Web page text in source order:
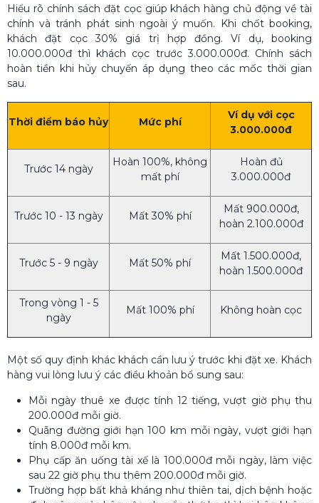
Hiểu rõ chính sách đặt cọc giúp khách hàng chủ động về tài
chính và tránh phát sinh ngoài ý muốn.
Khi chốt booking,
khách đặt cọc 30% giá trị hợp đồng. Ví dụ, booking
10.000.000đ thì khách cọc trước 3.000.000đ. Chính sách
hoàn tiền khi hủy chuyến áp dụng theo các mốc thời gian
sau.
Thời điểm báo hủy Mức phí
Ví dụ với cọc
3.000.000đ
Trước 14 ngày
Hoàn 100%, không
mất phí
Hoàn đủ
3.000.000đ
Trước 10 - 13 ngày Mất 30% phí
Mất 900.000đ,
hoàn 2.100.000đ
Trước 5 - 9 ngày Mất 50% phí
Mất 1.500.000đ,
hoàn 1.500.000đ
Trong vòng 1 - 5
ngày
Mất 100% phí Không hoàn cọc
Một số quy định khác khách cần lưu ý trước khi đặt xe. Khách
hàng vui lòng lưu ý các điều khoản bổ sung sau:
Mỗi ngày thuê xe được tính 12 tiếng, vượt giờ phụ thu
200.000đ mỗi giờ.
Quãng đường giới hạn 100 km mỗi ngày, vượt giới hạn
tính 8.000đ mỗi km.
Phụ cấp ăn uống tài xế là 100.000đ mỗi ngày, làm việc
sau 22 giờ phụ thu thêm 200.000đ mỗi giờ.
Trường hợp bất khả kháng như thiên tai, dịch bệnh hoặc